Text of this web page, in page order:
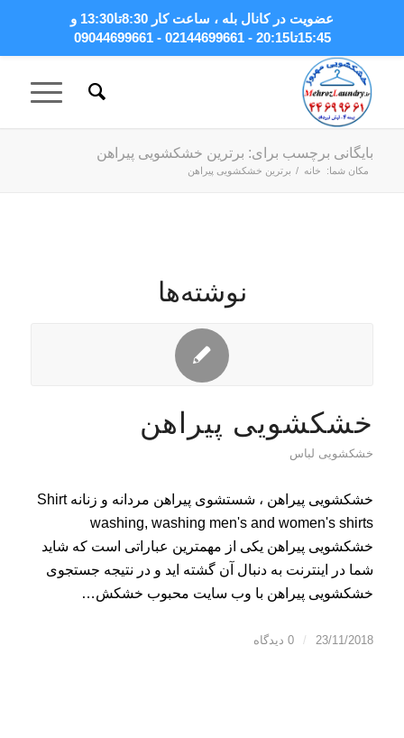
بایگانی برچسب برای: برترین خشکشویی پیراهن
مکان شما: خانه / برترین خشکشویی پیراهن
نوشته‌ها
خشکشویی پیراهن
خشکشویی لباس
خشکشویی پیراهن ، شستشوی پیراهن مردانه و زنانه Shirt
washing, washing men's and women's shirts
خشکشویی پیراهن یکی از مهمترین عباراتی است که شاید
شما در اینترنت به دنبال آن گشته اید و در نتیجه جستجوی
خشکشویی پیراهن با وب سایت محبوب خشکش…
23/11/2018
/ 0 دیدگاه
عضویت در کانال بله
، ساعت کار 8:30تا13:30 و
15:45تا20:15 - 02144699661 - 09044699661